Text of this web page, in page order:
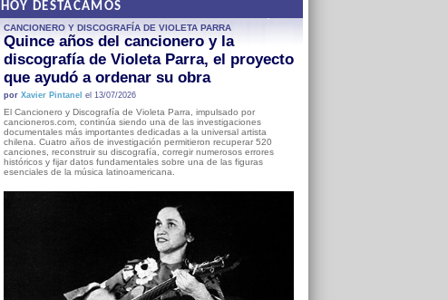
HOY DESTACAMOS
CANCIONERO Y DISCOGRAFÍA DE VIOLETA PARRA
Quince años del cancionero y la
discografía de Violeta Parra, el proyecto
que ayudó a ordenar su obra
por Xavier Pintanel el 13/07/2026
El Cancionero y Discografía de Violeta Parra, impulsado por
cancioneros.com, continúa siendo una de las investigaciones
documentales más importantes dedicadas a la universal artista
chilena. Cuatro años de investigación permitieron recuperar 520
canciones, reconstruir su discografía, corregir numerosos errores
históricos y fijar datos fundamentales sobre una de las figuras
esenciales de la música latinoamericana.